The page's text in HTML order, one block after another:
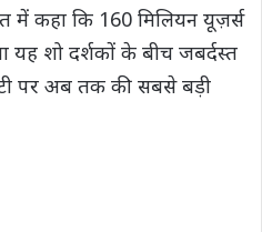
में कहा कि 160 मिलियन यूज़र्स
यह शो दर्शकों के बीच जबर्दस्त
पर अब तक की सबसे बड़ी